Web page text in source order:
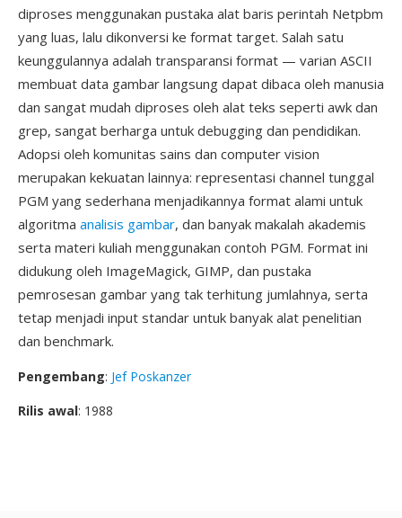
diproses menggunakan pustaka alat baris perintah Netpbm
yang luas, lalu dikonversi ke format target. Salah satu
keunggulannya adalah transparansi format — varian ASCII
membuat data gambar langsung dapat dibaca oleh manusia
dan sangat mudah diproses oleh alat teks seperti awk dan
grep, sangat berharga untuk debugging dan pendidikan.
Adopsi oleh komunitas sains dan computer vision
merupakan kekuatan lainnya: representasi channel tunggal
PGM yang sederhana menjadikannya format alami untuk
algoritma analisis gambar, dan banyak makalah akademis
serta materi kuliah menggunakan contoh PGM. Format ini
didukung oleh ImageMagick, GIMP, dan pustaka
pemrosesan gambar yang tak terhitung jumlahnya, serta
tetap menjadi input standar untuk banyak alat penelitian
dan benchmark.
Pengembang: Jef Poskanzer
Rilis awal: 1988